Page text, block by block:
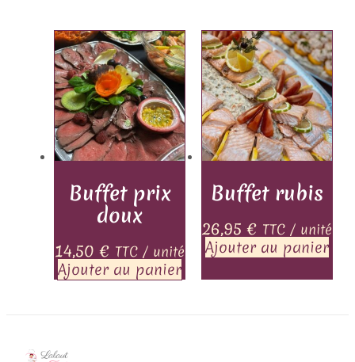
Buffet prix
doux
14,50€ TTC / unité
Ajouter au panier
Buffet rubis
26,95€ TTC / unité
Ajouter au panier